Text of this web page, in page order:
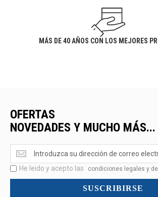
MÁS DE 40 AÑOS CON LOS MEJORES
OFERTAS
NOVEDADES Y MUCHO MÁS...
Ofertas
<br>Novedades
y
mucho
He leido y acepto las condiciones legales y
SUSCRIBIRSE